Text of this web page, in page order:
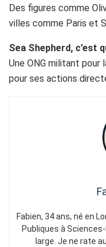
Des figures comme
villes comme Paris et
Sea Shepherd, c’est
Une ONG militant pour
pour ses actions
Fabien, 34 ans, né en
Publiques à
large. Je ne rate